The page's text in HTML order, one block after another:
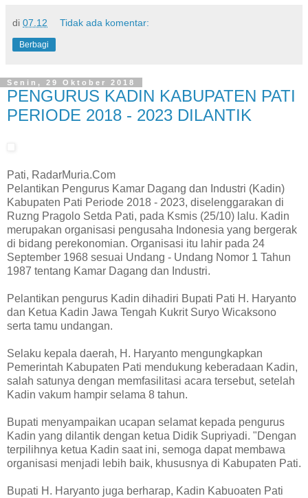
di 07.12 Tidak ada komentar:
Berbagi
Senin, 29 Oktober 2018
PENGURUS KADIN KABUPATEN PATI
PERIODE 2018 - 2023 DILANTIK
Pati, RadarMuria.Com
Pelantikan Pengurus Kamar Dagang dan Industri (Kadin)
Kabupaten Pati Periode 2018 - 2023, diselenggarakan di
Ruzng Pragolo Setda Pati, pada Ksmis (25/10) lalu. Kadin
merupakan organisasi pengusaha Indonesia yang bergerak
di bidang perekonomian. Organisasi itu lahir pada 24
September 1968 sesuai Undang - Undang Nomor 1 Tahun
1987 tentang Kamar Dagang dan Industri.
Pelantikan pengurus Kadin dihadiri Bupati Pati H. Haryanto
dan Ketua Kadin Jawa Tengah Kukrit Suryo Wicaksono
serta tamu undangan.
Selaku kepala daerah, H. Haryanto mengungkapkan
Pemerintah Kabupaten Pati mendukung keberadaan Kadin,
salah satunya dengan memfasilitasi acara tersebut, setelah
Kadin vakum hampir selama 8 tahun.
Bupati menyampaikan ucapan selamat kepada pengurus
Kadin yang dilantik dengan ketua Didik Supriyadi. "Dengan
terpilihnya ketua Kadin saat ini, semoga dapat membawa
organisasi menjadi lebih baik, khususnya di Kabupaten Pati.
Bupati H. Haryanto juga berharap, Kadin Kabuoaten Pati